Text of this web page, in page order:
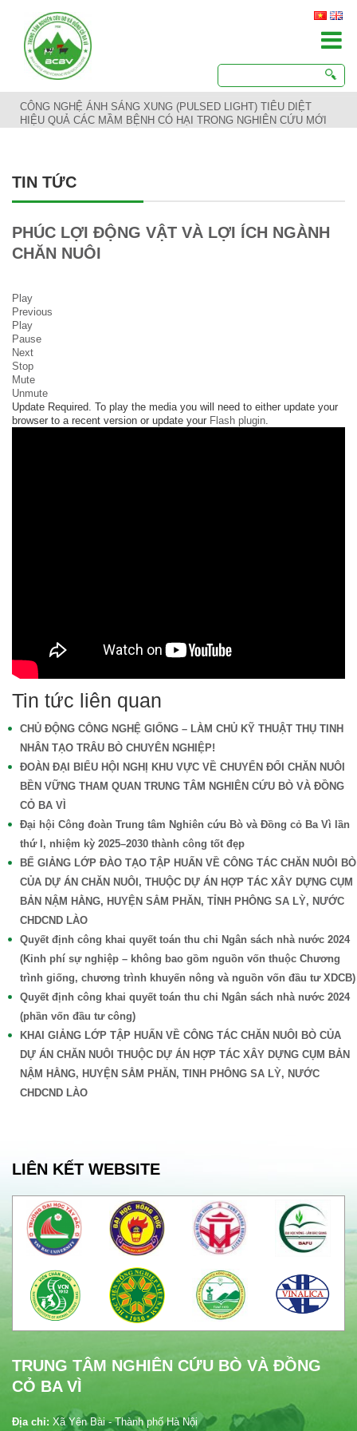
CÔNG NGHỆ ÁNH SÁNG XUNG (PULSED LIGHT) TIÊU DIỆT
HIỆU QUẢ CÁC MẦM BỆNH CÓ HẠI TRONG NGHIÊN CỨU MỚI
TIN TỨC
PHÚC LỢI ĐỘNG VẬT VÀ LỢI ÍCH NGÀNH
CHĂN NUÔI
Play
Previous
Play
Pause
Next
Stop
Mute
Unmute
Update Required. To play the media you will need to either update your
browser to a recent version or update your Flash plugin.
Tin tức liên quan
CHỦ ĐỘNG CÔNG NGHỆ GIỐNG – LÀM CHỦ KỸ THUẬT THỤ TINH
NHÂN TẠO TRÂU BÒ CHUYÊN NGHIỆP!
ĐOÀN ĐẠI BIỂU HỘI NGHỊ KHU VỰC VỀ CHUYỂN ĐỔI CHĂN NUÔI
BỀN VỮNG THAM QUAN TRUNG TÂM NGHIÊN CỨU BÒ VÀ ĐỒNG
CỎ BA VÌ
Đại hội Công đoàn Trung tâm Nghiên cứu Bò và Đồng cỏ Ba Vì lần
thứ I, nhiệm kỳ 2025–2030 thành công tốt đẹp
BẾ GIẢNG LỚP ĐÀO TẠO TẬP HUẤN VỀ CÔNG TÁC CHĂN NUÔI BÒ
CỦA DỰ ÁN CHĂN NUÔI, THUỘC DỰ ÁN HỢP TÁC XÂY DỰNG CỤM
BẢN NẬM HẰNG, HUYỆN SẲM PHĂN, TỈNH PHÔNG SA LỲ, NƯỚC
CHDCND LÀO
Quyết định công khai quyết toán thu chi Ngân sách nhà nước 2024
(Kinh phí sự nghiệp – không bao gồm nguồn vốn thuộc Chương
trình giống, chương trình khuyến nông và nguồn vốn đầu tư XDCB)
Quyết định công khai quyết toán thu chi Ngân sách nhà nước 2024
(phần vốn đầu tư công)
KHAI GIẢNG LỚP TẬP HUẤN VỀ CÔNG TÁC CHĂN NUÔI BÒ CỦA
DỰ ÁN CHĂN NUÔI THUỘC DỰ ÁN HỢP TÁC XÂY DỰNG CỤM BẢN
NẬM HẰNG, HUYỆN SẲM PHĂN, TINH PHÔNG SA LỲ, NƯỚC
CHDCND LÀO
LIÊN KẾT WEBSITE
TRUNG TÂM NGHIÊN CỨU BÒ VÀ ĐỒNG
CỎ BA VÌ
Địa chỉ: Xã Yên Bài - Thành phố Hà Nội